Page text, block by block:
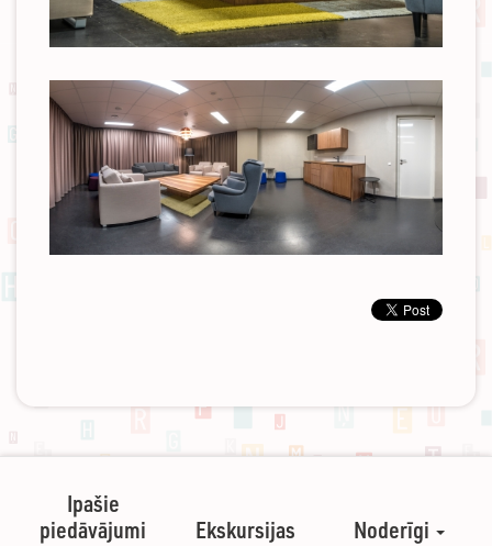
Ipašie
piedāvājumi
Ekskursijas Noderīgi